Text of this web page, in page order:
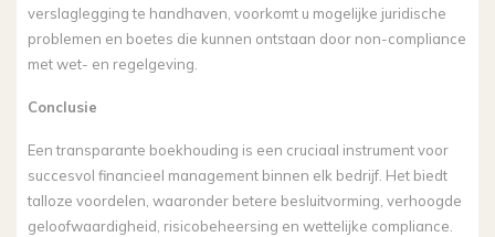
verslaglegging te handhaven, voorkomt u mogelijke juridische
problemen en boetes die kunnen ontstaan ​​door non-compliance
met wet- en regelgeving.
Conclusie
Een transparante boekhouding is een cruciaal instrument voor
succesvol financieel management binnen elk bedrijf. Het biedt
talloze voordelen, waaronder betere besluitvorming, verhoogde
geloofwaardigheid, risicobeheersing en wettelijke compliance.